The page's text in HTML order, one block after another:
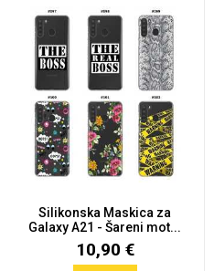
Silikonska Maskica za
Galaxy A21 - Šareni mot...
10,90 €
Gaming motivi